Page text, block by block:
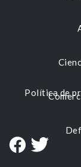
Política de